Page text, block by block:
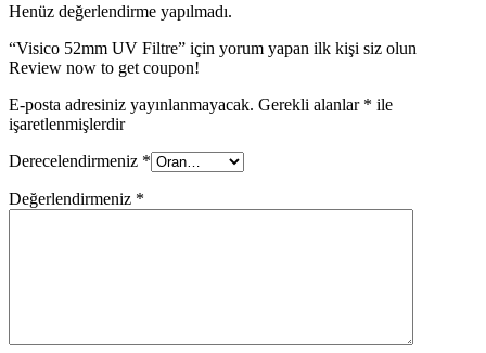
Henüz değerlendirme yapılmadı.
“Visico 52mm UV Filtre” için yorum yapan ilk kişi siz olun
Review now to get coupon!
E-posta adresiniz yayınlanmayacak. Gerekli alanlar * ile
işaretlenmişlerdir
Derecelendirmeniz *
Değerlendirmeniz *